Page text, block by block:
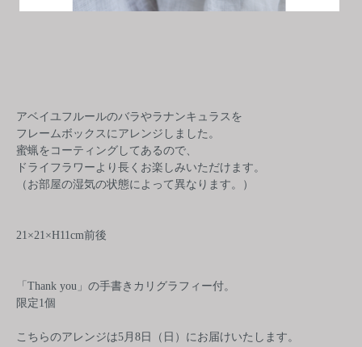
アベイユフルールのバラやラナンキュラスを
フレームボックスにアレンジしました。
蜜蝋をコーティングしてあるので、
ドライフラワーより長くお楽しみいただけます。
（お部屋の湿気の状態によって異なります。）
21×21×H11cm前後
「Thank you」の手書きカリグラフィー付。
限定1個
こちらのアレンジは5月8日（日）にお届けいたします。